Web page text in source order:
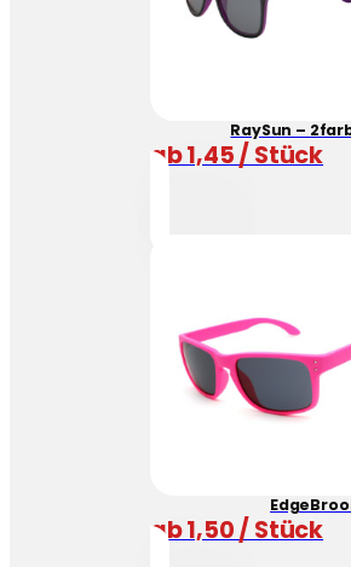
RaySun –
ab 1,45 / Stück
ab 1,50 / Stück